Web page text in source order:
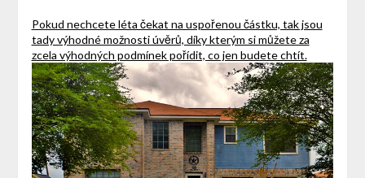
Pokud nechcete léta čekat na uspořenou částku, tak jsou
tady výhodné možnosti úvěrů, díky kterým si můžete za
zcela výhodných podmínek pořídit, co jen budete chtít.